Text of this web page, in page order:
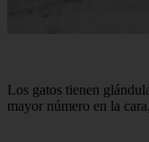
Los gatos tienen
mayor número en la